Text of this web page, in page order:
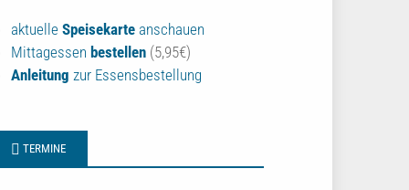
aktuelle Speisekarte anschauen
Mittagessen bestellen (5,95€)
Anleitung zur Essensbestellung
TERMINE